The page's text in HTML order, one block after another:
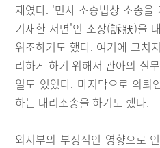
재였다. '민사 소송법상 소송
기재한 서면'인 소장(訴狀)을
위조하기도 했다. 여기에 그치
리하게 하기 위해서 관아의 실
일도 있었다. 마지막으로 의뢰
하는 대리소송을 하기도 했다.
외지부의 부정적인 영향으로